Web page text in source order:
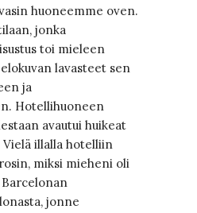
huoneemme oven.
jonka
toi mieleen
lavasteet sen
ja
Hotellihuoneen
avautui huikeat
illalla hotelliin
miksi mieheni oli
jonne